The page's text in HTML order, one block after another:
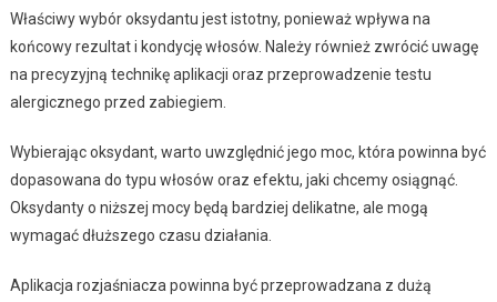
Właściwy wybór oksydantu jest istotny, ponieważ wpływa na
końcowy rezultat i kondycję włosów. Należy również zwrócić uwagę
na precyzyjną technikę aplikacji oraz przeprowadzenie testu
alergicznego przed zabiegiem.
Wybierając oksydant, warto uwzględnić jego moc, która powinna być
dopasowana do typu włosów oraz efektu, jaki chcemy osiągnąć.
Oksydanty o niższej mocy będą bardziej delikatne, ale mogą
wymagać dłuższego czasu działania.
Aplikacja rozjaśniacza powinna być przeprowadzana z dużą